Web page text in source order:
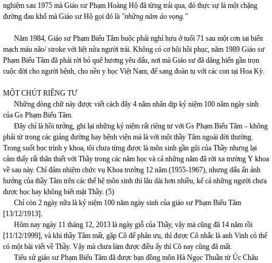
nghiệm sau 1975 mà Giáo sư Phạm Hoàng Hộ đã từng trải qua, đó thực sự là một chặng
đường đau khổ mà Giáo sư Hộ gọi đó là "những năm ảo vọng."
Năm 1984, Giáo sư Phạm Biểu Tâm buộc phải nghỉ hưu ở tuổi 71 sau một cơn tai biến
mạch máu não/ stroke với liệt nửa người trái. Không có cơ hội hồi phục, năm 1989 Giáo sư
Phạm Biểu Tâm đã phải rời bỏ quê hương yêu dấu, nơi mà Giáo sư đã dâng hiến gần trọn
cuộc đời cho người bệnh, cho nền y học Việt Nam, để sang đoàn tụ với các con tại Hoa Kỳ.
MỘT CHÚT RIÊNG TƯ
Những dòng chữ này được viết cách đây 4 năm nhân dịp kỷ niệm 100 năm ngày sinh
của Gs Phạm Biểu Tâm.
Đây chỉ là hồi tưởng, ghi lại những kỷ niệm rất riêng tư với Gs Phạm Biểu Tâm – không
phải từ trong các giảng đường hay bệnh viện mà là với một thầy Tâm ngoài đời thường.
Trong suốt học trình y khoa, tôi chưa từng được là môn sinh gần gũi của Thầy nhưng lại
cảm thấy rất thân thiết với Thầy trong các năm học và cả những năm đã rời xa trường Y khoa
về sau này. Chỉ đảm nhiệm chức vụ Khoa trưởng 12 năm (1955-1967), nhưng dấu ấn ảnh
hưởng của thầy Tâm trên các thế hệ môn sinh thì lâu dài hơn nhiều, kể cả những người chưa
được học hay không biết mặt Thầy. (5)
Chỉ còn 2 ngày nữa là kỷ niệm 100 năm ngày sinh của giáo sư Phạm Biểu Tâm
[13/12/1913].
Hôm nay ngày 11 tháng 12, 2013 là ngày giỗ của Thầy, vậy mà cũng đã 14 năm rồi
[11/12/1999], và khi thầy Tâm mất, gặp Cô để phân ưu, thì được Cô nhắc là anh Vinh có thể
có một bài viết về Thầy. Vậy mà chưa làm được điều ấy thì Cô nay cũng đã mất.
Tiểu sử giáo sư Phạm Biểu Tâm đã được bạn đồng môn Hà Ngọc Thuần từ Úc Châu